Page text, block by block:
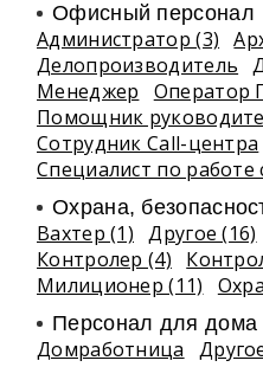
Офисный персонал
Администратор (3)
Делопроизводитель
Менеджер
Оператор
Помощник
Сотрудник Call-центра
Специалист по работе
Охрана,
Вахтер (1) Другое (16)
Контролер (4)
Милиционер (11)
Персонал для дома
Домработница